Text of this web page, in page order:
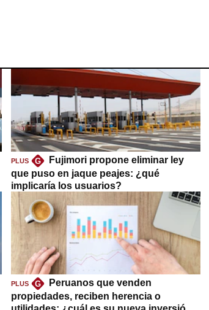
PLUS G
Fujimori propone eliminar ley
que puso en jaque peajes: ¿qué
implicaría los usuarios?
PLUS G
Peruanos que venden
propiedades, reciben herencia o